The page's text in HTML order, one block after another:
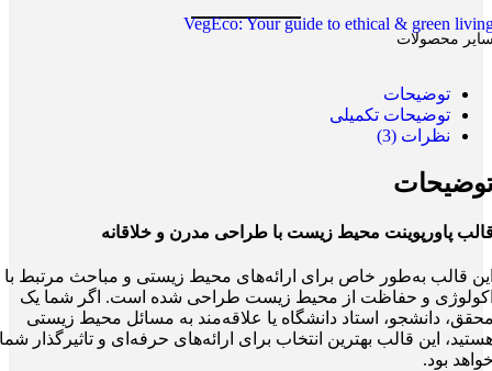
VegEco: Your guide to ethical & green
محصولات
توضیحات
توضیحات تکمیلی
نظرات (3)
پاورپوینت محیط زیست با طراحی مدرن و خلاقانه
قالب به‌طور خاص برای ارائه‌های محیط زیستی و مباحث مرتبط با
و حفاظت از محیط زیست طراحی شده است. اگر شما یک
دانشجو، استاد دانشگاه یا علاقه‌مند به مسائل محیط زیستی
این قالب بهترین انتخاب برای ارائه‌های حرفه‌ای و تاثیرگذار شما
بود.